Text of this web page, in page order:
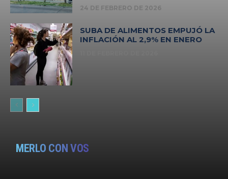
24 DE FEBRERO DE 2026
SUBA DE ALIMENTOS EMPUJÓ LA
INFLACIÓN AL 2,9% EN ENERO
MERLO CON VOS